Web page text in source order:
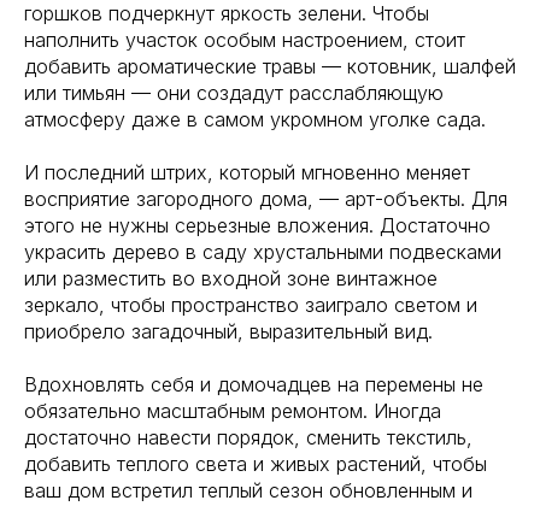
горшков подчеркнут яркость зелени. Чтобы
наполнить участок особым настроением, стоит
добавить ароматические травы — котовник, шалфей
или тимьян — они создадут расслабляющую
атмосферу даже в самом укромном уголке сада.
И последний штрих, который мгновенно меняет
восприятие загородного дома, — арт-объекты. Для
этого не нужны серьезные вложения. Достаточно
украсить дерево в саду хрустальными подвесками
или разместить во входной зоне винтажное
зеркало, чтобы пространство заиграло светом и
приобрело загадочный, выразительный вид.
Вдохновлять себя и домочадцев на перемены не
обязательно масштабным ремонтом. Иногда
достаточно навести порядок, сменить текстиль,
добавить теплого света и живых растений, чтобы
ваш дом встретил теплый сезон обновленным и